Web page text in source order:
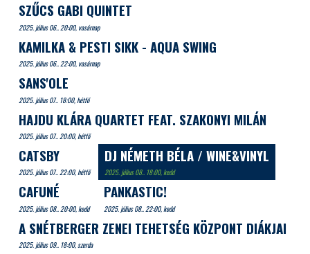
SZŰCS GABI QUINTET
2025. július 06.. 20:00, vasárnap
KAMILKA & PESTI SIKK - AQUA SWING
2025. július 06.. 22:00, vasárnap
SANS'OLE
2025. július 07.. 18:00, hétfő
HAJDU KLÁRA QUARTET FEAT. SZAKONYI MILÁN
2025. július 07.. 20:00, hétfő
CATSBY
2025. július 07.. 22:00, hétfő
DJ NÉMETH BÉLA / WINE&VINYL
2025. július 08.. 18:00, kedd
CAFUNÉ
2025. július 08.. 20:00, kedd
PANKASTIC!
2025. július 08.. 22:00, kedd
A SNÉTBERGER ZENEI TEHETSÉG KÖZPONT DIÁKJAI
2025. július 09.. 18:00, szerda